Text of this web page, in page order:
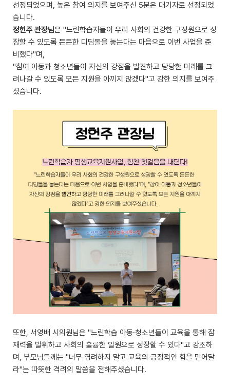
선정되었으며, 높은 참여 의지를 보여주신 5분은 대기자로 선정되었
습니다.
정헌주 관장님은 "느린학습자들이 우리 사회의 건강한 구성원으로 성
장할 수 있도록 든든한 디딤돌을 놓는다는 마음으로 이번 사업을 준
비했다"며,
"참여 아동과 청소년들이 자신의 강점을 발견하고 당당한 미래를 그
려나갈 수 있도록 모든 지원을 아끼지 않겠다"고 강한 의지를 보여주
셨습니다.
또한, 서영배 시의원님은 "느린학습 아동·청소년들이 교육을 통해 잠
재력을 발휘하고 사회의 훌륭한 일원으로 성장할 수 있다"고 강조하
며, 부모님들께는 "너무 염려하지 말고 교육의 긍정적인 힘을 믿어달
라"는 따뜻한 격려의 말씀을 전해주셨습니다.